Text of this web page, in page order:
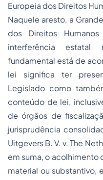
Europeia dos Direitos
Naquele aresto, a
dos Direitos
interferência
fundamental está de
lei significa ter
Legislado como
conteúdo de lei,
de órgãos de
jurisprudência
Uitgevers B. V. v. The
em suma, o
material ou substantivo,